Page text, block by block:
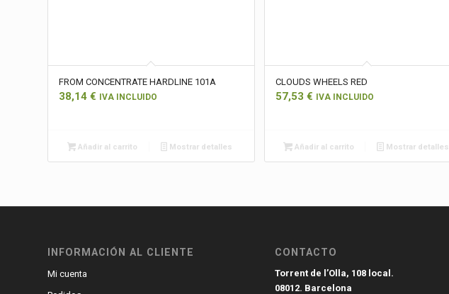
FROM CONCENTRATE HARDLINE 101A
38,14 € IVA INCLUIDO
Añadir al carrito Mostrar detalles
CLOUDS WHEELS RED
57,53 € IVA INCLUIDO
Añadir al carrito Mostrar detalles
INFORMACIÓN AL CLIENTE
Mi cuenta
CONTACTO
Torrent de l’Olla, 108 local.
08012. Barcelona